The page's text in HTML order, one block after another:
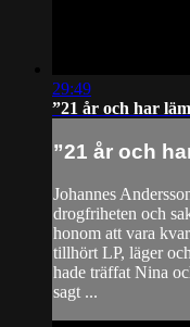
29:49
”21 år och har
”21 år och
Johannes
drogfriheten och
honom att vara
tillhört LP, läger
hade träffat Nina
sagt ...